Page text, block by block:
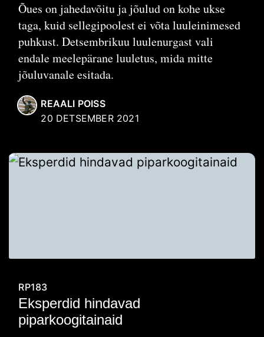
Õues on jahedavõitu ja jõulud on kohe ukse
taga, kuid sellegipoolest ei võta luuleinimesed
puhkust. Detsembrikuu luulenurgast vali
endale meelepärane luuletus, mida mitte
jõuluvanale esitada.
REAALI POISS
20 DETSEMBER 2021
RP183
Eksperdid hindavad
piparkoogitainaid